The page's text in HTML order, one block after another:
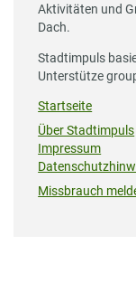
Aktivitäten und
Dach.
Stadtimpuls
Unterstütze
Startseite
Über Stadtimpuls
Impressum
Missbrauch